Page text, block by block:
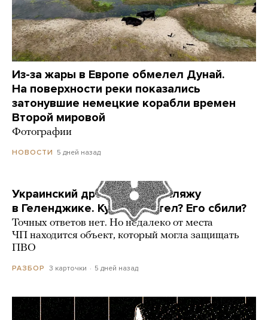
Из-за жары в Европе обмелел Дунай.
На поверхности реки показались
затонувшие немецкие корабли времен
Второй мировой
Фотографии
НОВОСТИ 5 дней назад
Украинский дрон попал по пляжу
в Геленджике. Куда он летел? Его сбили?
Точных ответов нет. Но недалеко от места
ЧП находится объект, который могла защищать
ПВО
РАЗБОР 3 карточки 5 дней назад